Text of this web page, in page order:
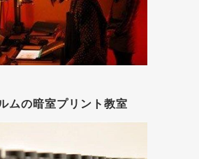
ムの暗室プリント教室